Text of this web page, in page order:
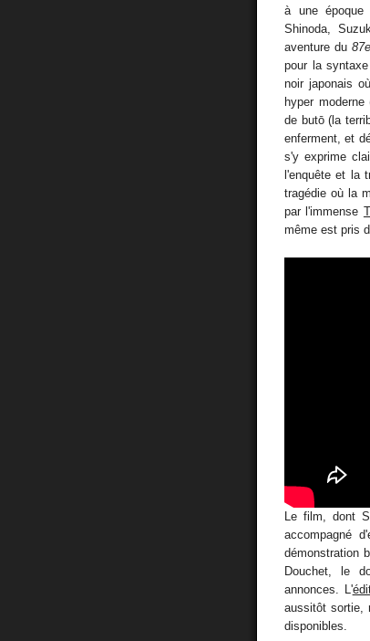
à une époque
Shinoda,
aventure du
pour la
noir japonais
hyper
de butō (la
enferment, et
s'y exprime
l'enquête et la
tragédie où la
par l'immense
même est pris
Le film, dont
accompagné
démonstration
Douchet, le
annonces. L'
aussitôt sortie,
disponibles.